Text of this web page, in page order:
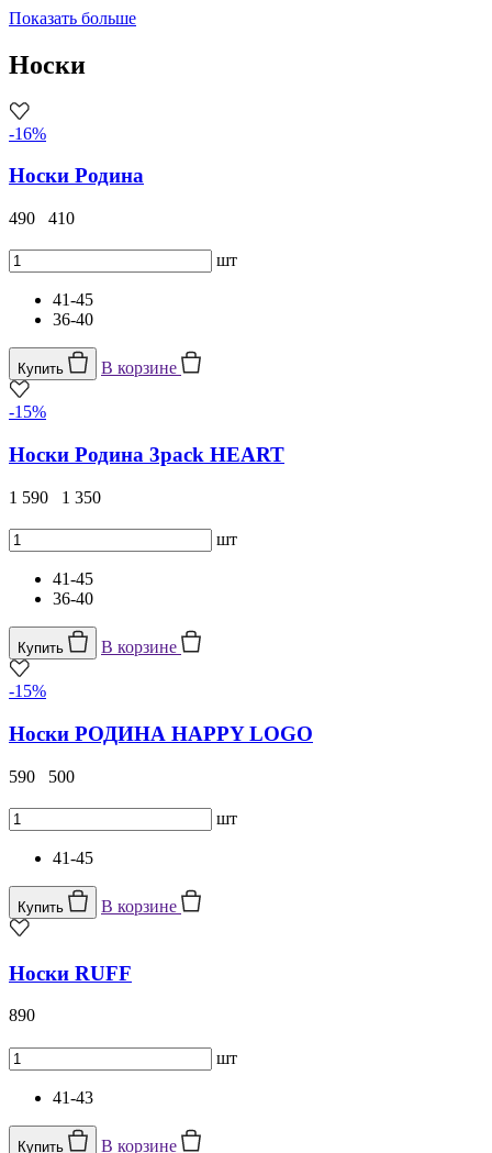
Показать больше
Носки
-16%
Носки Родина
490 410
шт
41-45
36-40
Купить В корзине
-15%
Носки Родина 3pack HEART
1 590 1 350
шт
41-45
36-40
Купить В корзине
-15%
Носки РОДИНА HAPPY LOGO
590 500
шт
41-45
Купить В корзине
Носки RUFF
890
шт
41-43
Купить В корзине